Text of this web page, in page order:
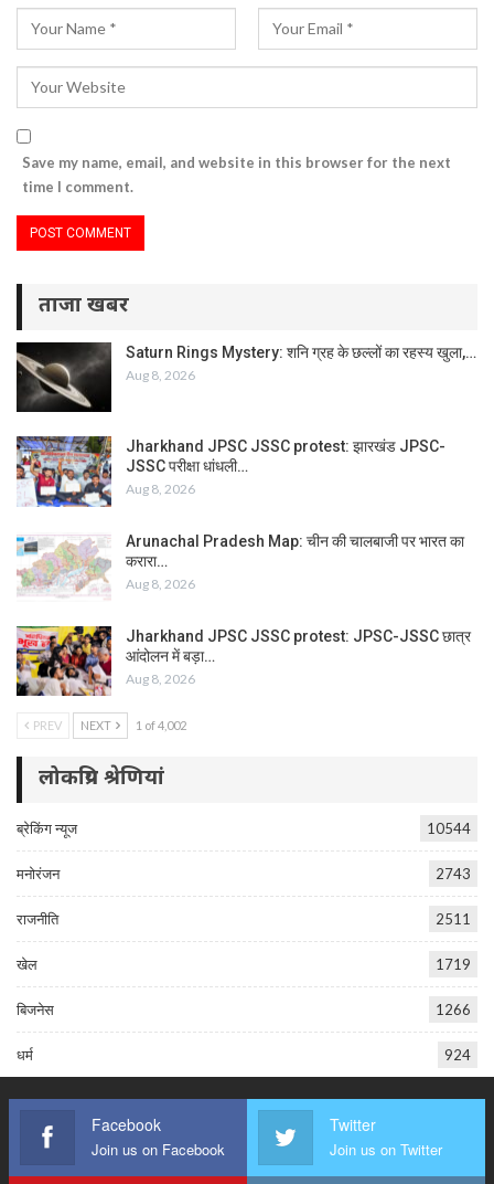
Save my name, email, and website in this browser for the next
time I comment.
ताजा खबर
Saturn Rings Mystery: शनि ग्रह के छल्लों का रहस्य खुला,…
Aug 8, 2026
Jharkhand JPSC JSSC protest: झारखंड JPSC-
JSSC परीक्षा धांधली…
Aug 8, 2026
Arunachal Pradesh Map: चीन की चालबाजी पर भारत का
करारा…
Aug 8, 2026
Jharkhand JPSC JSSC protest: JPSC-JSSC छात्र
आंदोलन में बड़ा…
Aug 8, 2026
PREV NEXT 1 of 4,002
लोकप्रिय श्रेणियां
ब्रेकिंग न्यूज 10544
मनोरंजन 2743
राजनीति 2511
खेल 1719
बिजनेस 1266
धर्म 924
Facebook
Join us on Facebook
Twitter
Join us on Twitter